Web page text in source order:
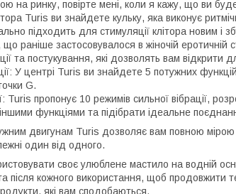
на ринку, повірте мені, коли я кажу, що ви
Turis ви знайдете кульку, яка виконує
підходить для стимуляції клітора новим і
раніше застосовувалося в жіночій еротичній
та постукування, які дозволять вам відкрити
У центрі Turis ви знайдете 5 потужних
G.
Turis пропонує 10 режимів сильної вібрації,
функціями та підібрати ідеальне
двигунам Turis дозволяє вам повною
один від одного.
своє улюблене мастило на водній
після кожного використання, щоб продовжити
які вам сподобаються.